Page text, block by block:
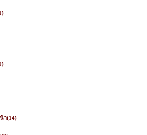
า(14)